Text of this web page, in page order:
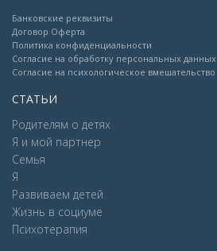
Банковские реквизиты
Договор Оферта
Политика конфиденциальности
Согласие на обработку персональных данных
Согласие на психологическое вмешательство
СТАТЬИ
Родителям о детях
Я и мой партнер
Семья
Я
Развиваем детей
Жизнь в социуме
Психотерапия